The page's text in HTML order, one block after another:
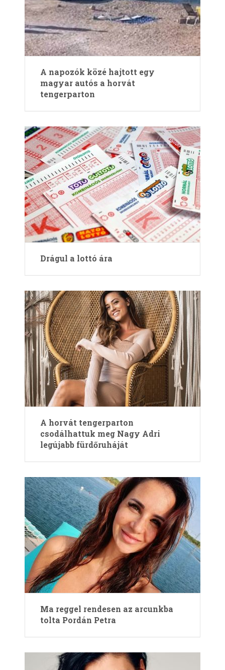
A napozók közé hajtott egy
magyar autós a horvát
tengerparton
Drágul a lottó ára
A horvát tengerparton
csodálhattuk meg Nagy Adri
legújabb fürdőruháját
Ma reggel rendesen az arcunkba
tolta Pordán Petra